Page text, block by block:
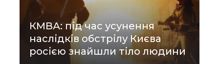
КМВА: під час усунення
наслідків обстрілу Києва
росією знайшли тіло людини